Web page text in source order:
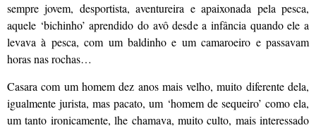
sempre jovem, desportista, aventureira e apaixonada pela pesca,
aquele ‘bichinho’ aprendido do avô desde a infância quando ele a
levava à pesca, com um baldinho e um camaroeiro e passavam
horas nas rochas…
Casara com um homem dez anos mais velho, muito diferente dela,
igualmente jurista, mas pacato, um ‘homem de sequeiro’ como ela,
um tanto ironicamente, lhe chamava, muito culto, mais interessado